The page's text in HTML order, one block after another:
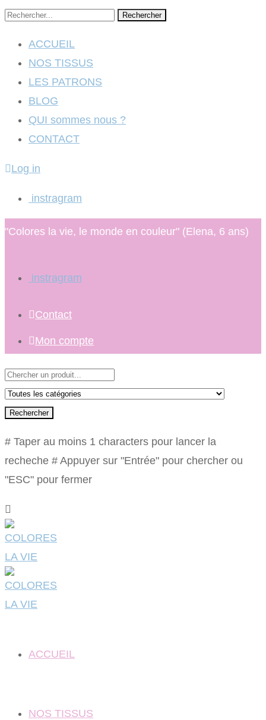
Rechercher
ACCUEIL
NOS TISSUS
LES PATRONS
BLOG
QUI sommes nous ?
CONTACT
Log in
instragram
"Colores la vie, le monde en couleur" (Elena, 6 ans)
instragram
Contact
Mon compte
Rechercher
# Taper au moins 1 characters pour lancer la
recheche # Appuyer sur "Entrée" pour chercher ou
"ESC" pour fermer
ACCUEIL
NOS TISSUS